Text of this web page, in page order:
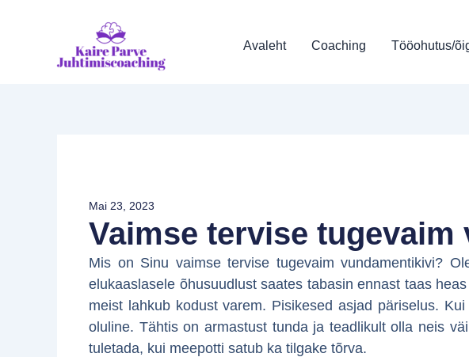
Avaleht Coaching Tööohutus/
Vaimse tervise
Mai 23, 2023
Mis on Sinu vaimse tervise tugevaim vundamentikivi?
elukaaslasele õhusuudlust saates tabasin ennast taas
meist lahkub kodust varem. Pisikesed asjad päriselus.
oluline. Tähtis on armastust tunda ja teadlikult olla neis
tuletada, kui meepotti satub ka tilgake tõrva.